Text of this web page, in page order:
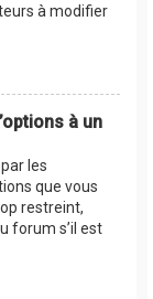
à modifier
à un
les
que vous
restreint,
forum s’il est